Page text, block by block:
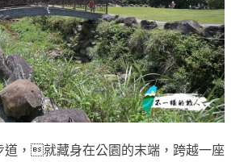
，就藏身在公園的末端，跨越一座